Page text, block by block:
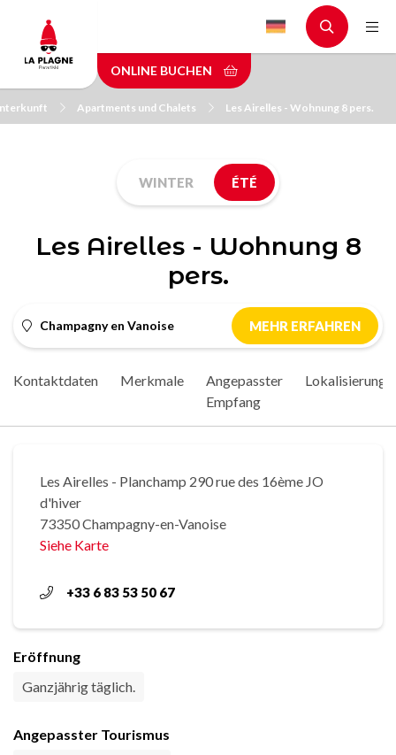
main
content
ONLINE BUCHEN
Apartments und Chalets Les Airelles - Wohnung 8 pers.
WINTER ÉTÉ
Les Airelles - Wohnung 8
pers.
Champagny en Vanoise MEHR ERFAHREN
Kontaktdaten Merkmale
Angepasster
Empfang
Lokalisierung
Les Airelles - Planchamp 290 rue des 16ème JO
d'hiver
73350 Champagny-en-Vanoise
Siehe Karte
+33 6 83 53 50 67
Eröffnung
Ganzjährig täglich.
Angepasster Tourismus